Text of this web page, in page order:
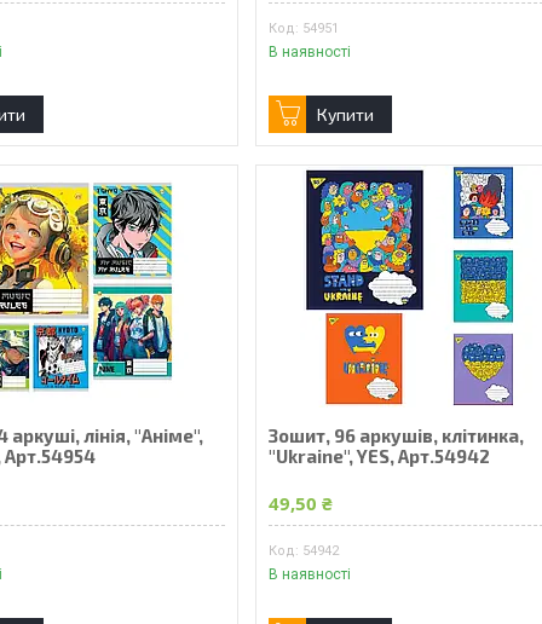
54951
В наявності
Купити
аркуші, лінія, "Аніме",
Арт.54954
Зошит, 96 аркушів, клітинка,
"Ukraine", YES, Арт.54942
49,50 ₴
54942
В наявності